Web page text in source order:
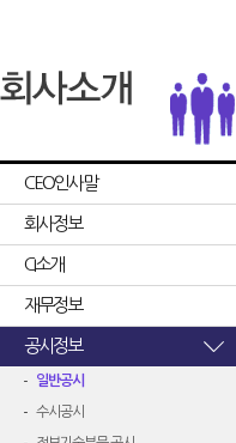
CEO인사말
회사정보
CI소개
재무정보
공시정보
일반공시
수시공시